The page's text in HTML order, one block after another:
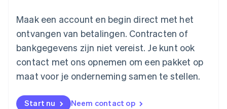
Maak een account en begin direct met het
ontvangen van betalingen. Contracten of
bankgegevens zijn niet vereist. Je kunt ook
contact met ons opnemen om een pakket op
maat voor je onderneming samen te stellen.
Start nu Neem contact op
English
Malta
English
Mexico
Nederland
NederlandsEnglish
English
Noorwegen